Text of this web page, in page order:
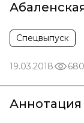
Спецвыпуск
19.03.2018 680
Аннотация